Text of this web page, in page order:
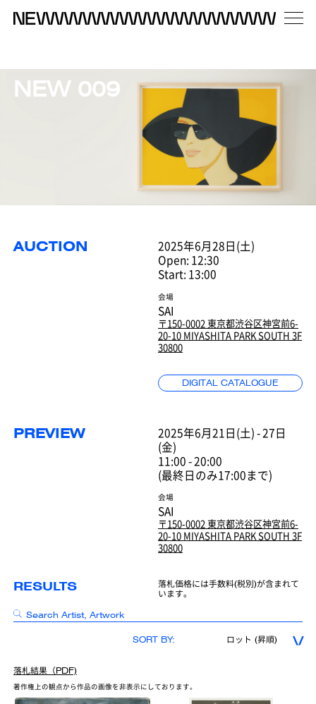
NEW 009
AUCTION
2025年6月28日(土)
Open: 12:30
Start: 13:00
会場
SAI
〒150-0002 東京都渋谷区神宮前6-
20-10 MIYASHITA PARK SOUTH 3F
30800
DIGITAL CATALOGUE
PREVIEW
2025年6月21日(土) - 27日
(金)
11:00 - 20:00
(最終日のみ17:00まで)
会場
SAI
〒150-0002 東京都渋谷区神宮前6-
20-10 MIYASHITA PARK SOUTH 3F
30800
RESULTS
落札価格には手数料(税別)が含まれて
います。
SORT BY: ロット (昇順)
落札結果（PDF)
著作権上の観点から作品の画像を非表示にしております。